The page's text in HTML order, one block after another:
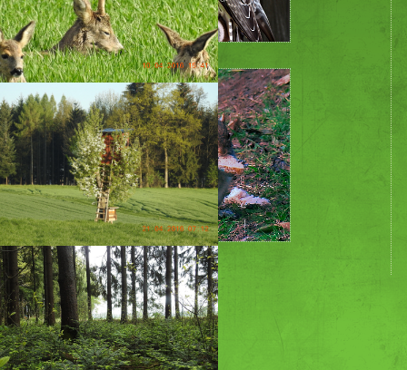
Aktuelle Seite:Startseite Feiern
Beitrag 2